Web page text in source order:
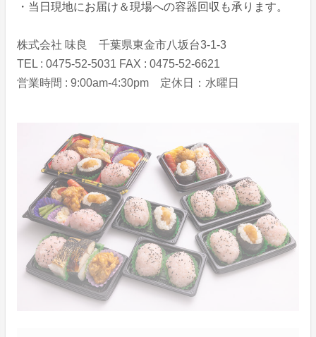
・当日現地にお届け＆現場への容器回収も承ります。
株式会社 味良 千葉県東金市八坂台3-1-3
TEL : 0475-52-5031 FAX : 0475-52-6621
営業時間 : 9:00am-4:30pm 定休日：水曜日